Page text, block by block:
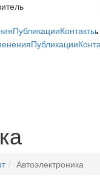
Публикации
ПубликацииКонтакты
Автоэлектроника